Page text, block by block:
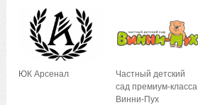
ЮК Арсенал
Частный детский
сад премиум-класса
Винни-Пух